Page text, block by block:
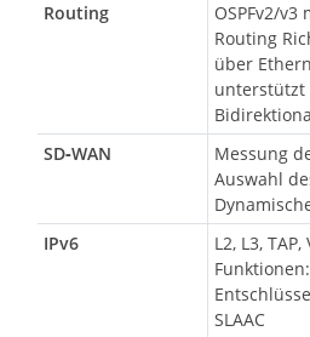
Routing
OSPFv2/
Routing
über
unterstützt
SD‑WAN
Messung
Auswahl
IPv6
L2, L3,
SLAAC